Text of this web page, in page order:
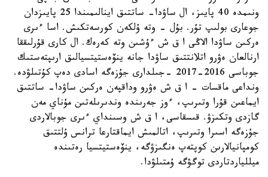
ونىمدە 40 پايىز، ال ساۋدا- ساتتىق اينالىمىندا 25 پايىزدان
جوعارى بولىپ تۇر. بۇل - وتە ۇلكەن كورسەتكىش. اسا ءىرى
ەركىن ساۋدا الاڭى ا ق ش ءۇشىن وتە كەرەك. ال كارى قۇرلىققا
ارنالعان ەۋرو اتلانتتىق ساۋدا جانە ينۆەستيتسيالىق ارىپتەستىك
جوباسى 2016-2017 -جىلدارى جۇزەگە اسادى دەپ كۇتىلۋدە.
ونداعى ماقسات - ا ق ش ەۋرو وداقپەن ەركىن ساۋدا- ساتتىق
ايماعىن قۇرا وتىرىپ، ءوز جەرىندە وندىرىلەتىن مۇناي مەن
گازدى وتكىزۋ. قىسقاسى، ا ق ش وسىنداي ءىرى جوبالاردى
جۇزەگە اسىرا وتىرىپ، اتالمىش ايماقتارعا ترانس ۇلتتىق
كومپانيالارىن كوپتەپ ەنگىزۋگە، ينۆەستيتسيا رەتىندە
ميللياردتاردى توگۋگە ۇمتىلۋدا.